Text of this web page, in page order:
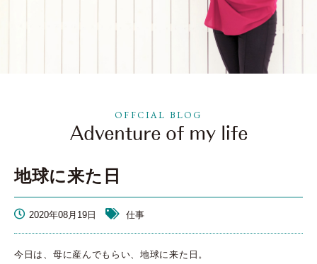
OFFCIAL BLOG
地球に来た日
2020年08月19日 仕事
今日は、母に産んでもらい、地球に来た日。